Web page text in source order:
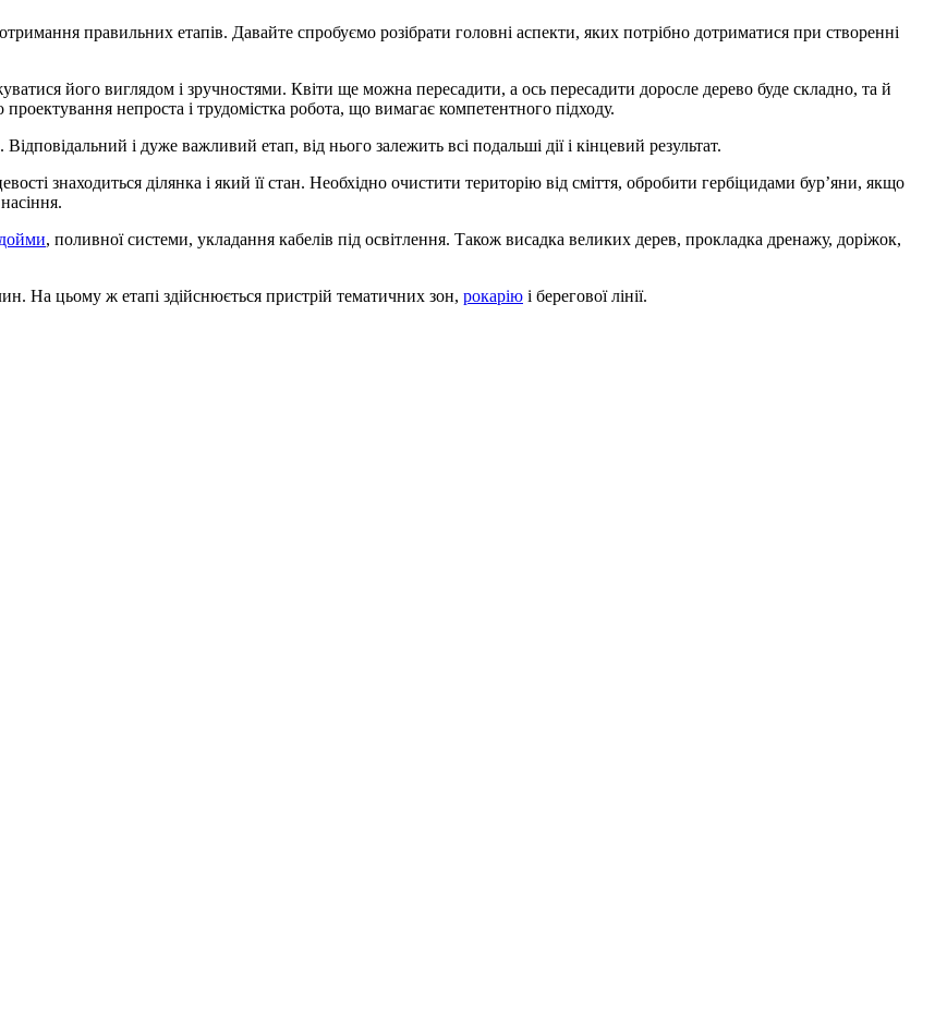
правильних етапів. Давайте спробуємо розібрати головні аспекти, яких потрібно дотриматися при створенні
його виглядом і зручностями. Квіти ще можна пересадити, а ось пересадити доросле дерево буде складно, та й
непроста і трудомістка робота, що вимагає компетентного підходу.
і дуже важливий етап, від нього залежить всі подальші дії і кінцевий результат.
знаходиться ділянка і який її стан. Необхідно очистити територію від сміття, обробити гербіцидами бур’яни, якщо
, поливної системи, укладання кабелів під освітлення. Також висадка великих дерев, прокладка дренажу, доріжок,
На цьому ж етапі здійснюється пристрій тематичних зон, рокарію і берегової лінії.